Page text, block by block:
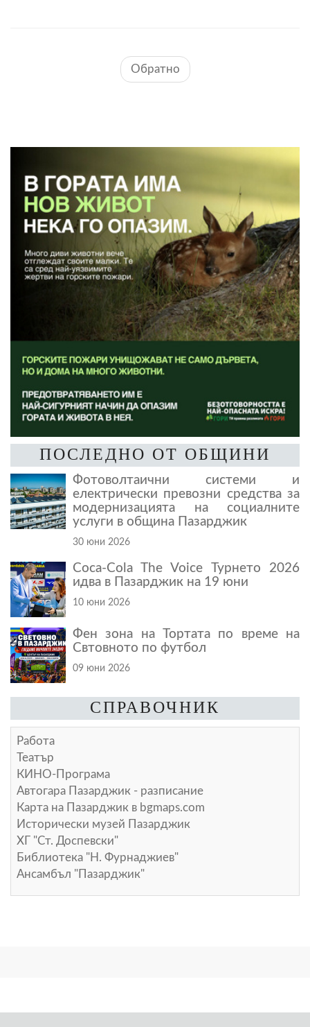
Обратно
ПОСЛЕДНО ОТ ОБЩИНИ
Фотоволтаични системи и
електрически превозни средства за
модернизацията на социалните
услуги в община Пазарджик
30 юни 2026
Coca-Cola The Voice Турнето 2026
идва в Пазарджик на 19 юни
10 юни 2026
Фен зона на Тортата по време на
Свтовното по футбол
09 юни 2026
СПРАВОЧНИК
Работа
Театър
КИНО-Програма
Автогара Пазарджик - разписание
Карта на Пазарджик в bgmaps.com
Исторически музей Пазарджик
ХГ "Ст. Доспевски"
Библиотека "Н. Фурнаджиев"
Ансамбъл "Пазарджик"